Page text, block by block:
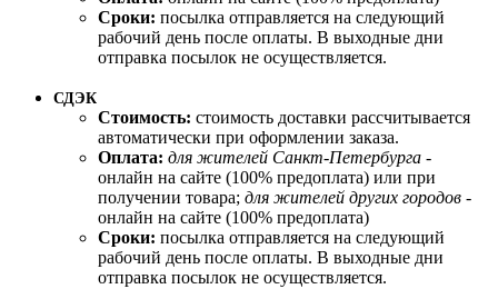
Сроки: посылка отправляется на следующий
рабочий день после оплаты. В выходные дни
отправка посылок не осуществляется.
СДЭК
Стоимость: стоимость доставки рассчитывается
автоматически при оформлении заказа.
Оплата: для жителей Санкт-Петербурга -
онлайн на сайте (100% предоплата) или при
получении товара; для жителей других городов -
онлайн на сайте (100% предоплата)
Сроки: посылка отправляется на следующий
рабочий день после оплаты. В выходные дни
отправка посылок не осуществляется.